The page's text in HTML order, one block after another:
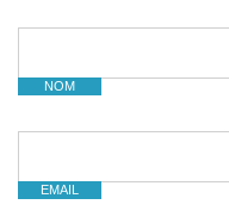
NOM
EMAIL